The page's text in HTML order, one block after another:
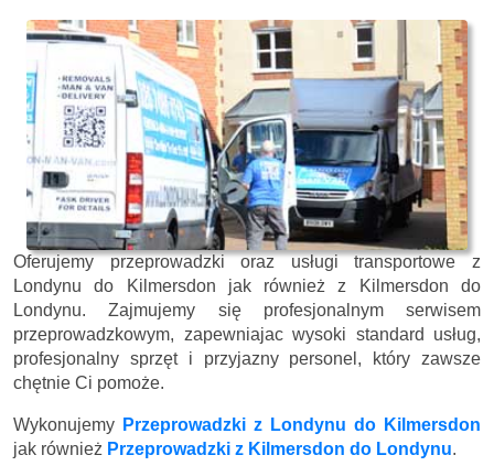
Oferujemy przeprowadzki oraz usługi transportowe z
Londynu do Kilmersdon jak również z Kilmersdon do
Londynu. Zajmujemy się profesjonalnym serwisem
przeprowadzkowym, zapewniajac wysoki standard usług,
profesjonalny sprzęt i przyjazny personel, który zawsze
chętnie Ci pomoże.
Wykonujemy Przeprowadzki z Londynu do Kilmersdon
jak również Przeprowadzki z Kilmersdon do Londynu.